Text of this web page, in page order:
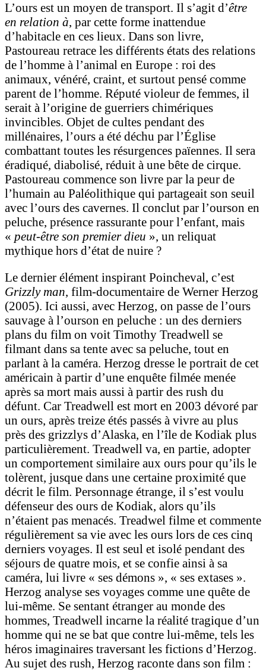
L’ours est un moyen de transport. Il s’agit d’être
en relation à, par cette forme inattendue
d’habitacle en ces lieux. Dans son livre,
Pastoureau retrace les différents états des relations
de l’homme à l’animal en Europe : roi des
animaux, vénéré, craint, et surtout pensé comme
parent de l’homme. Réputé violeur de femmes, il
serait à l’origine de guerriers chimériques
invincibles. Objet de cultes pendant des
millénaires, l’ours a été déchu par l’Église
combattant toutes les résurgences païennes. Il sera
éradiqué, diabolisé, réduit à une bête de cirque.
Pastoureau commence son livre par la peur de
l’humain au Paléolithique qui partageait son seuil
avec l’ours des cavernes. Il conclut par l’ourson en
peluche, présence rassurante pour l’enfant, mais
« peut-être son premier dieu », un reliquat
mythique hors d’état de nuire ?
Le dernier élément inspirant Poincheval, c’est
Grizzly man, film-documentaire de Werner Herzog
(2005). Ici aussi, avec Herzog, on passe de l’ours
sauvage à l’ourson en peluche : un des derniers
plans du film on voit Timothy Treadwell se
filmant dans sa tente avec sa peluche, tout en
parlant à la caméra. Herzog dresse le portrait de cet
américain à partir d’une enquête filmée menée
après sa mort mais aussi à partir des rush du
défunt. Car Treadwell est mort en 2003 dévoré par
un ours, après treize étés passés à vivre au plus
près des grizzlys d’Alaska, en l’île de Kodiak plus
particulièrement. Treadwell va, en partie, adopter
un comportement similaire aux ours pour qu’ils le
tolèrent, jusque dans une certaine proximité que
décrit le film. Personnage étrange, il s’est voulu
défenseur des ours de Kodiak, alors qu’ils
n’étaient pas menacés. Treadwel filme et commente
régulièrement sa vie avec les ours lors de ces cinq
derniers voyages. Il est seul et isolé pendant des
séjours de quatre mois, et se confie ainsi à sa
caméra, lui livre « ses démons », « ses extases ».
Herzog analyse ses voyages comme une quête de
lui-même. Se sentant étranger au monde des
hommes, Treadwell incarne la réalité tragique d’un
homme qui ne se bat que contre lui-même, tels les
héros imaginaires traversant les fictions d’Herzog.
Au sujet des rush, Herzog raconte dans son film :